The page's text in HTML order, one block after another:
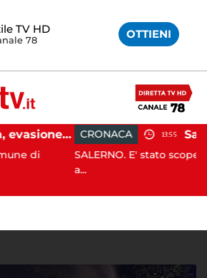
TV HD
78 OTTIENI
CRONACA 13:55
E' stato scoperto solo all'alba,